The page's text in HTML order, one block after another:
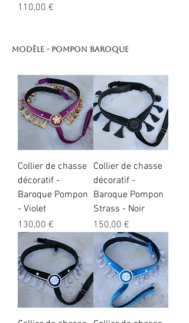
Preis
110,00 €
Modèle - Pompon baroque
Collier de chasse
décoratif -
Baroque Pompon
- Violet
Preis
130,00 €
Collier de chasse
décoratif -
Baroque Pompon
Strass - Noir
Preis
150,00 €